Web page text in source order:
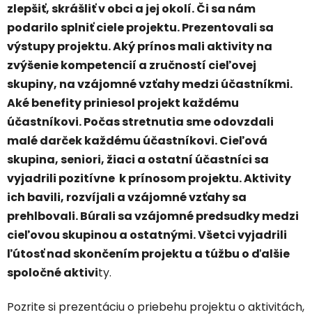
zlepšiť, skrášliť v obci a jej okolí. Či sa nám
podarilo splniť ciele projektu. Prezentovali sa
výstupy projektu. Aký prínos mali aktivity na
zvýšenie kompetencií a zručností cieľovej
skupiny, na vzájomné vzťahy medzi účastníkmi.
Aké benefity priniesol projekt každému
účastníkovi. Počas stretnutia sme odovzdali
malé darček každému účastníkovi. Cieľová
skupina, seniori, žiaci a ostatní účastníci sa
vyjadrili pozitívne k prínosom projektu. Aktivity
ich bavili, rozvíjali a vzájomné vzťahy sa
prehlbovali. Búrali sa vzájomné predsudky medzi
cieľovou skupinou a ostatnými. Všetci vyjadrili
ľútosť nad skončením projektu a túžbu o ďalšie
spoločné aktivity.
Pozrite si prezentáciu o priebehu projektu o aktivitách,